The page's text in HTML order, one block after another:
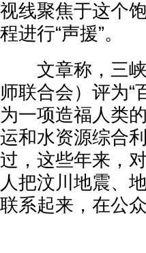
视线聚焦于这个
程进行“声援”。
文章称，三峡
师联合会）评为“
为一项造福人类
运和水资源综合
过，这些年来，
人把汶川地震、
联系起来，在公